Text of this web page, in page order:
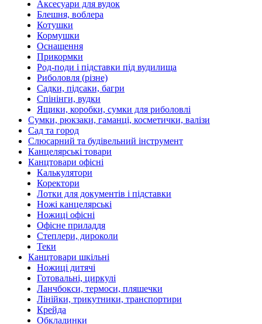
Аксесуари для вудок
Блешня, воблера
Котушки
Кормушки
Оснащення
Прикормки
Род-поди і підставки під вудилища
Риболовля (різне)
Садки, підсаки, багри
Спінінги, вудки
Ящики, коробки, сумки для риболовлі
Сумки, рюкзаки, гаманці, косметички, валізи
Сад та город
Слюсарний та будівельний інструмент
Канцелярські товари
Канцтовари офісні
Калькулятори
Коректори
Лотки для документів і підставки
Ножі канцелярські
Ножиці офісні
Офісне приладдя
Степлери, дироколи
Теки
Канцтовари шкільні
Ножиці дитячі
Готовальні, циркулі
Ланчбокси, термоси, пляшечки
Лінійки, трикутники, транспортири
Крейда
Обкладинки